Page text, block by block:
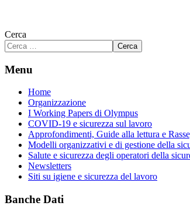
Cerca
Cerca
Menu
Home
Organizzazione
I Working Papers di Olympus
COVID-19 e sicurezza sul lavoro
Approfondimenti, Guide alla lettura e
Modelli organizzativi e di gestione della
Salute e sicurezza degli operatori della
Newsletters
Siti su igiene e sicurezza del lavoro
Banche Dati